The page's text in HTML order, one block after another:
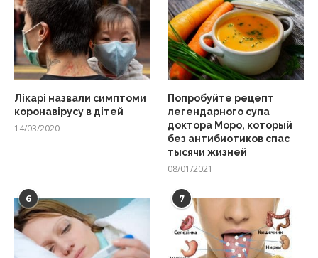
Лікарі назвали симптоми
коронавірусу в дітей
14/03/2020
Попробуйте рецепт
легендарного супа
доктора Моро, который
без антибиотиков спас
тысячи жизней
08/01/2021
6 7